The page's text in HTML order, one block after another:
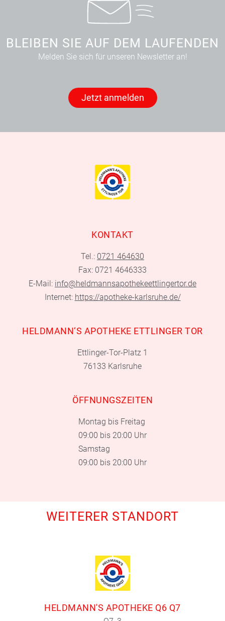
BLEIBEN SIE AUF DEM LAUFENDEN
Melden Sie sich für unseren Newsletter an!
Jetzt anmelden
KONTAKT
Tel.: 0721 464630
Fax: 0721 4646333
E-Mail: info@heldmannsapothekeettlingertor.de
Internet: https://apotheke-karlsruhe.de/
HELDMANN‘S APOTHEKE ETTLINGER TOR
Ettlinger-Tor-Platz 1
76133 Karlsruhe
ÖFFNUNGSZEITEN
Montag bis Freitag
09:00 bis 20:00 Uhr
Samstag
09:00 bis 20:00 Uhr
WEITERER STANDORT
HELDMANN'S APOTHEKE Q6 Q7